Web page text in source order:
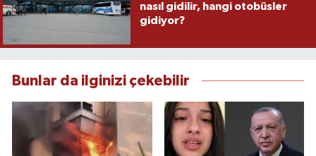
nasıl gidilir, hangi otobüsler
gidiyor?
Bunlar da ilginizi çekebilir